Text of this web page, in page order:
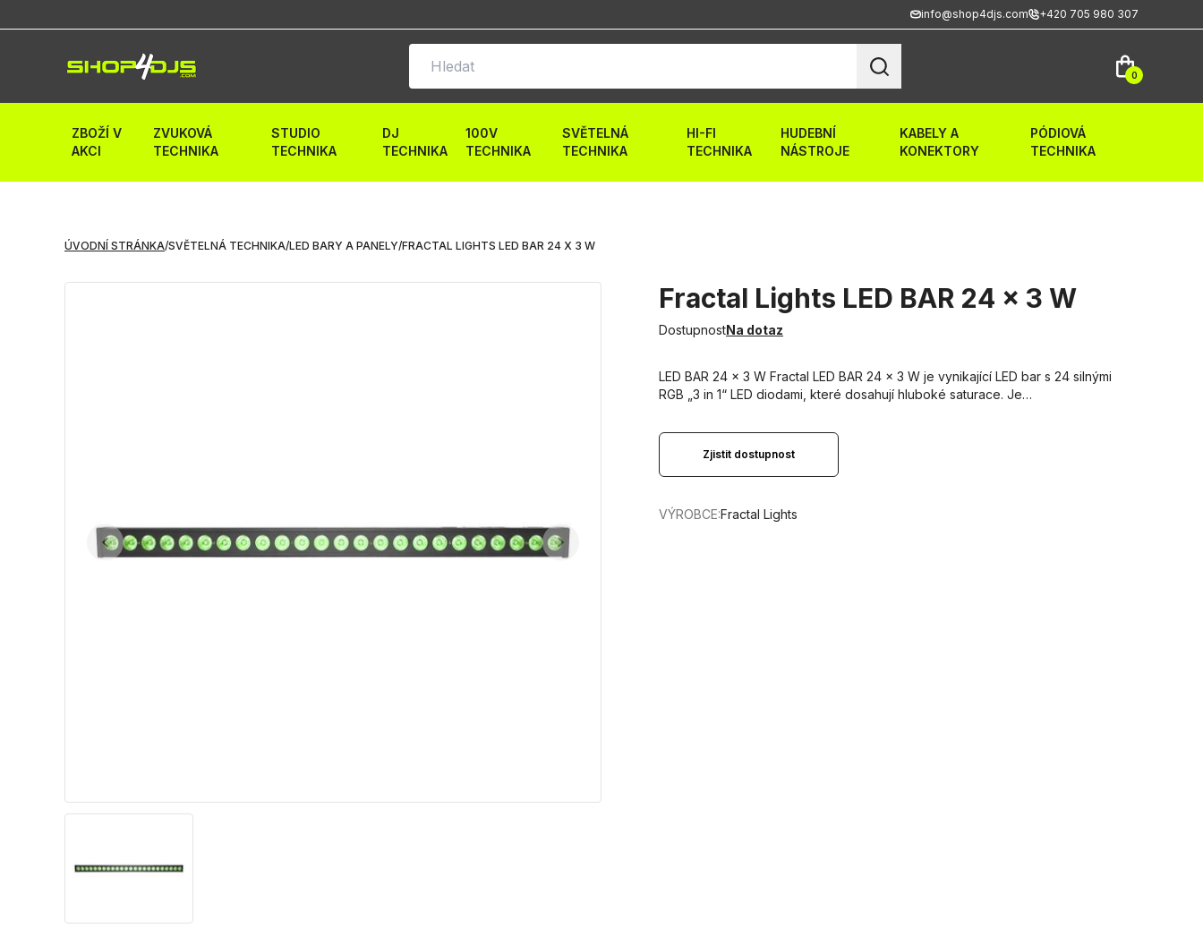
info@shop4djs.com +420 705 980 307
0
ZBOŽÍ V
AKCI
ZVUKOVÁ
TECHNIKA
STUDIO
TECHNIKA
DJ
TECHNIKA
100V
TECHNIKA
SVĚTELNÁ
TECHNIKA
HI-FI
TECHNIKA
HUDEBNÍ
NÁSTROJE
KABELY A
KONEKTORY
PÓDIOVÁ
TECHNIKA
ÚVODNÍ STRÁNKA/SVĚTELNÁ TECHNIKA/LED BARY A PANELY/FRACTAL LIGHTS LED BAR 24 X 3 W
Fractal Lights LED BAR 24 x 3 W
DostupnostNa dotaz
LED BAR 24 x 3 W Fractal LED BAR 24 x 3 W je vynikající LED bar s 24 silnými
RGB „3 in 1“ LED diodami, které dosahují hluboké saturace. Je…
Zjistit dostupnost
VÝROBCE:Fractal Lights